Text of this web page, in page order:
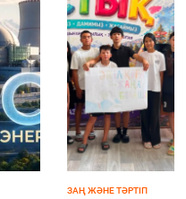
ЗАҢ ЖӘНЕ ТӘРТІП